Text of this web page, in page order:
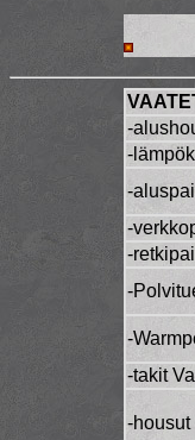
-
-
-
-
-
-
-
-takit
-housut